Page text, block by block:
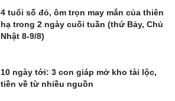
4 tuổi số đỏ, ôm trọn may mắn của thiên
hạ trong 2 ngày cuối tuần (thứ Bảy, Chủ
Nhật 8-9/8)
10 ngày tới: 3 con giáp mở kho tài lộc,
tiền về từ nhiều nguồn